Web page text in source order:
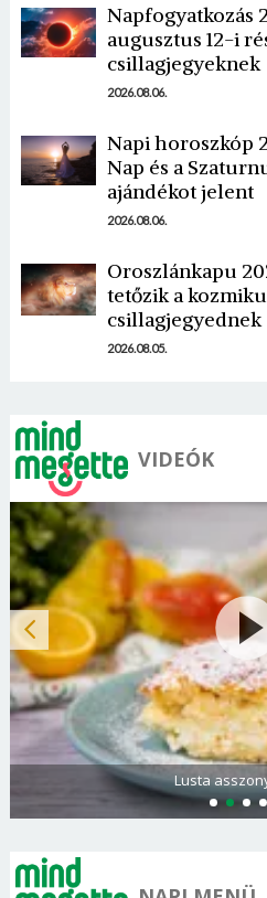
Napfogyatkozás
augusztus 12-i
csillagjegyeknek
2026.08.06.
Napi horoszkóp
Nap és a
ajándékot jelent
2026.08.06.
Oroszlánkapu
tetőzik a
csillagjegyednek
2026.08.05.
VIDEÓK
Spenótos